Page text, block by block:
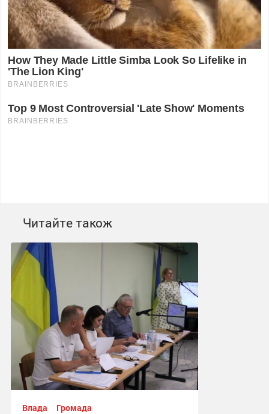
Читайте також
Влада Громада